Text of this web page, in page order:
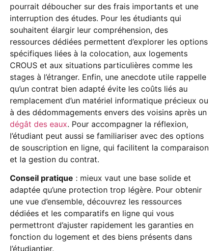
pourrait déboucher sur des frais importants et une
interruption des études. Pour les étudiants qui
souhaitent élargir leur compréhension, des
ressources dédiées permettent d’explorer les options
spécifiques liées à la colocation, aux logements
CROUS et aux situations particulières comme les
stages à l’étranger. Enfin, une anecdote utile rappelle
qu’un contrat bien adapté évite les coûts liés au
remplacement d’un matériel informatique précieux ou
à des dédommagements envers des voisins après un
dégât des eaux. Pour accompagner la réflexion,
l’étudiant peut aussi se familiariser avec des options
de souscription en ligne, qui facilitent la comparaison
et la gestion du contrat.
Conseil pratique : mieux vaut une base solide et
adaptée qu’une protection trop légère. Pour obtenir
une vue d’ensemble, découvrez les ressources
dédiées et les comparatifs en ligne qui vous
permettront d’ajuster rapidement les garanties en
fonction du logement et des biens présents dans
l’étudiantier.